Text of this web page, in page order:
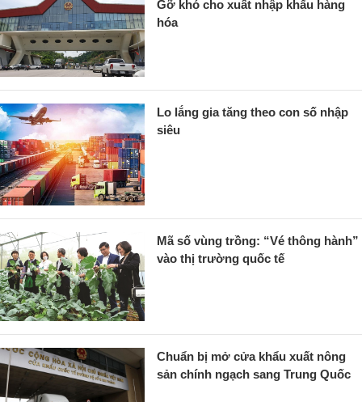
Gỡ khó cho xuất nhập khẩu hàng
hóa
Lo lắng gia tăng theo con số nhập
siêu
Mã số vùng trồng: “Vé thông hành”
vào thị trường quốc tế
Chuẩn bị mở cửa khẩu xuất nông
sản chính ngạch sang Trung Quốc